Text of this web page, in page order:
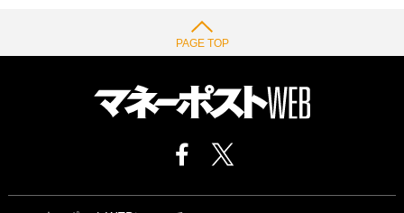
PAGE TOP